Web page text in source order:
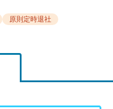
原則定時退社